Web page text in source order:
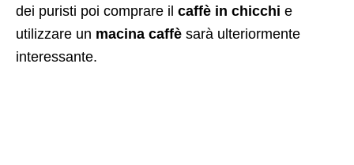
dei puristi poi comprare il caffè in chicchi e
utilizzare un macina caffè sarà ulteriormente
interessante.